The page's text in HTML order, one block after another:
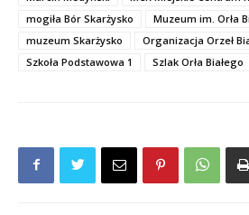
mogiła Bór Skarżysko
Muzeum im. Orła
muzeum Skarżysko
Organizacja Orzeł
Szkoła Podstawowa 1
Szlak Orła Białego